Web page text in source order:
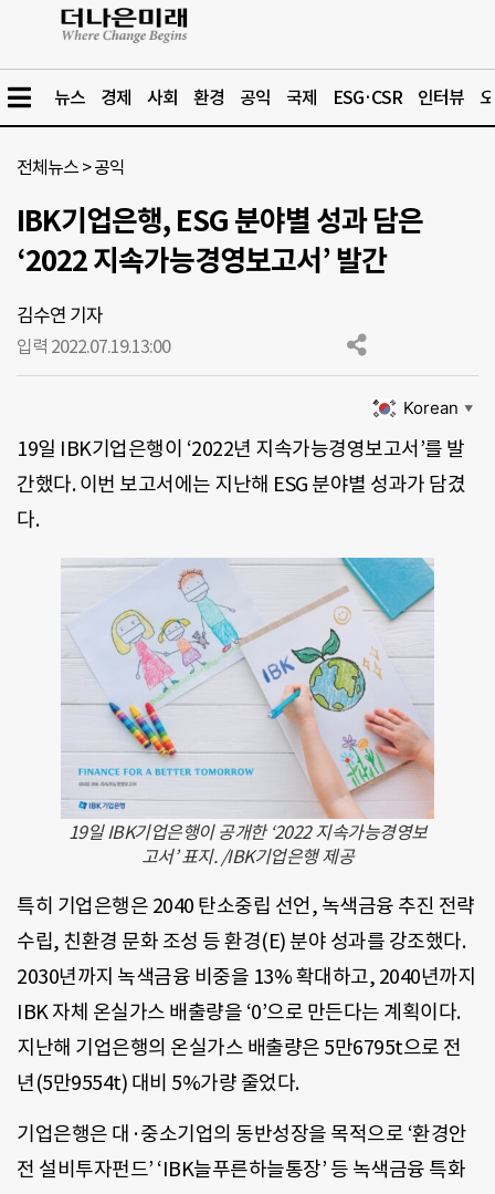
뉴스 경제 사회 환경 공익 국제 ESG·CSR 인터뷰
전체뉴스 >공익
IBK기업은행, ESG 분야별 성과 담은
‘2022 지속가능경영보고서’ 발간
김수연 기자
입력 2022.07.19.13:00
Korean ▼
19일 IBK기업은행이 ‘2022년 지속가능경영보고서’를 발
간했다. 이번 보고서에는 지난해 ESG 분야별 성과가 담겼
다.
19일 IBK기업은행이 공개한 ‘2022 지속가능경영보
고서’ 표지. /IBK기업은행 제공
특히 기업은행은 2040 탄소중립 선언, 녹색금융 추진 전략
수립, 친환경 문화 조성 등 환경(E) 분야 성과를 강조했다.
2030년까지 녹색금융 비중을 13% 확대하고, 2040년까지
IBK 자체 온실가스 배출량을 ‘0’으로 만든다는 계획이다.
지난해 기업은행의 온실가스 배출량은 5만6795t으로 전
년(5만9554t) 대비 5%가량 줄었다.
기업은행은 대·중소기업의 동반성장을 목적으로 ‘환경안
전 설비투자펀드’ ‘IBK늘푸른하늘통장’ 등 녹색금융 특화